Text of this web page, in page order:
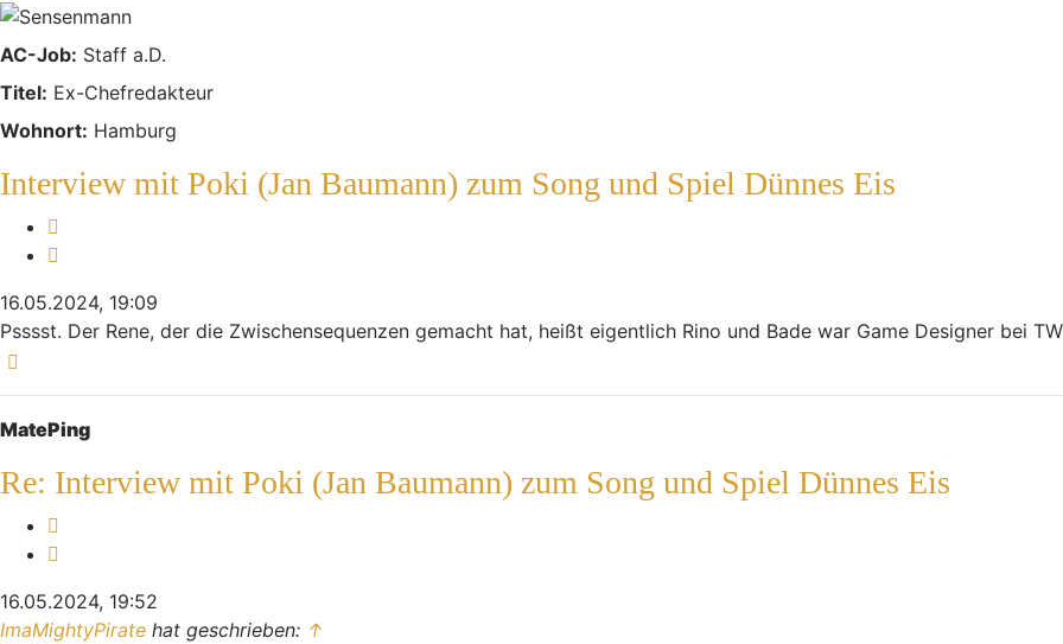
AC-Job: Staff a.D.
Titel: Ex-Chefredakteur
Wohnort: Hamburg
Interview mit Poki (Jan Baumann) zum Song und Spiel Dünnes Eis
16.05.2024, 19:09
Psssst. Der Rene, der die Zwischensequenzen gemacht hat, heißt eigentlich Rino und Bade war Game Designer bei
MatePing
Re: Interview mit Poki (Jan Baumann) zum Song und Spiel Dünnes Eis
16.05.2024, 19:52
ImaMightyPirate hat geschrieben: ↑